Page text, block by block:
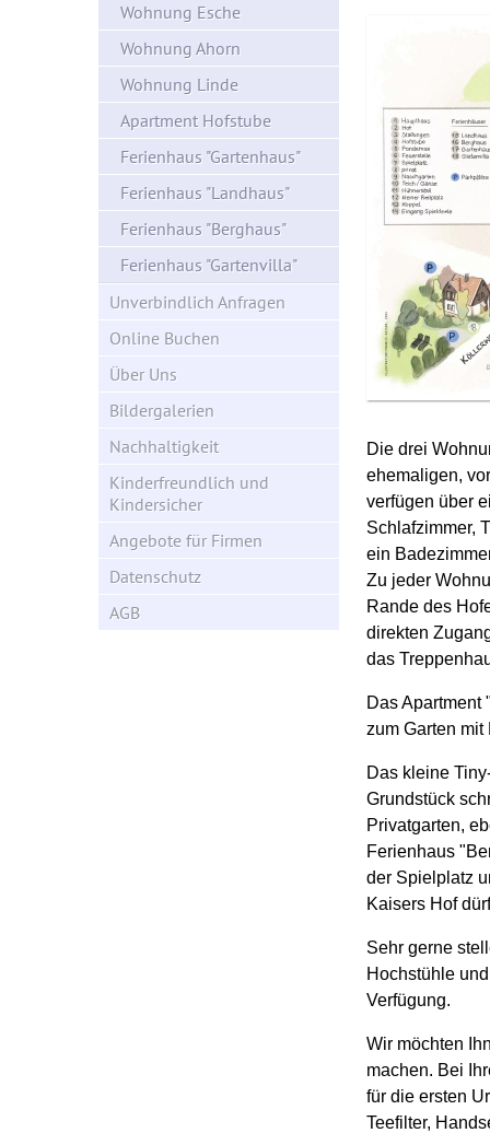
Wohnung Esche
Wohnung Ahorn
Wohnung Linde
Apartment Hofstube
Ferienhaus "Gartenhaus"
Ferienhaus "Landhaus"
Ferienhaus "Berghaus"
Ferienhaus "Gartenvilla"
Unverbindlich Anfragen
Online Buchen
Über Uns
Bildergalerien
Nachhaltigkeit
Kinderfreundlich und
Kindersicher
Angebote für Firmen
Datenschutz
AGB
Die drei
ehemaligen,
verfügen über
Schlafzimmer,
ein
Zu jeder
Rande des
direkten
das
Das Apartment
zum Garten
Das kleine
Grundstück
Privatgarten,
Ferienhaus
der Spielplatz
Kaisers Hof
Sehr gerne
Hochstühle
Verfügung.
Wir möchten
machen. Bei
für die ersten
Teefilter,